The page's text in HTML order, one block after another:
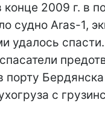
2009 г. в
судно Aras-1,
удалось
порту Бердянска
с